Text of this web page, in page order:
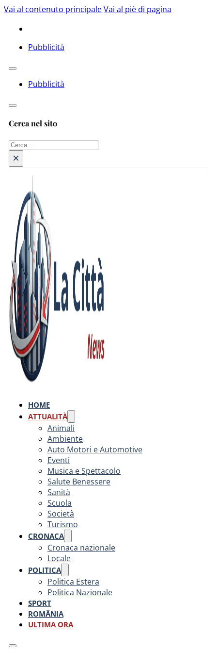
Vai al contenuto principaleVai al piè di pagina
Pubblicità
Pubblicità
Cerca nel sito
Cerca
×
HOME
ATTUALITÀ
Animali
Ambiente
Auto Motori e Automotive
Eventi
Musica e Spettacolo
Salute Benessere
Sanità
Scuola
Società
Turismo
CRONACA
Cronaca nazionale
Locale
POLITICA
Politica Estera
Politica Nazionale
SPORT
ROMÂNIA
ULTIMA ORA